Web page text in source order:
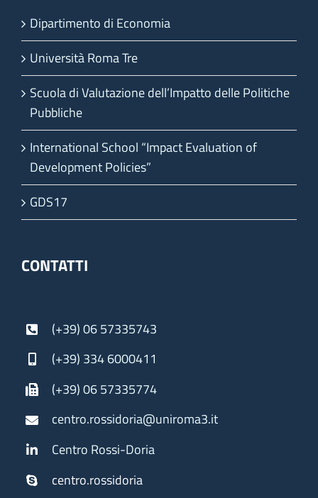
Dipartimento di Economia
Università Roma Tre
Scuola di Valutazione dell’Impatto delle Politiche
Pubbliche
International School “Impact Evaluation of
Development Policies”
GDS17
CONTATTI
(+39) 06 57335743
(+39) 334 6000411
(+39) 06 57335774
centro.rossidoria@uniroma3.it
Centro Rossi-Doria
centro.rossidoria